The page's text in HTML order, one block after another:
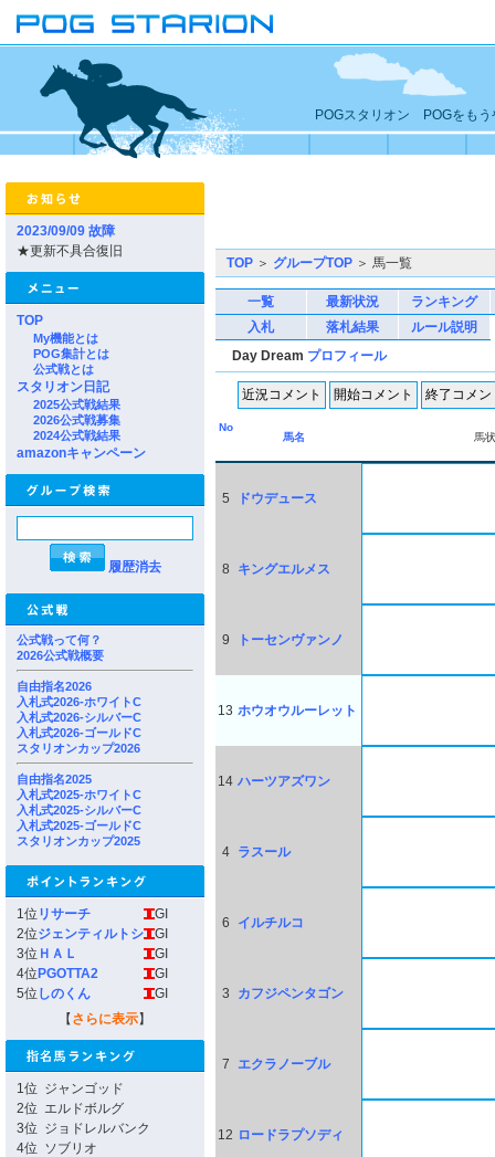
POGスタリオン POGをもう
2023/09/09 故障
★更新不具合復旧
TOP
My機能とは
POG集計とは
公式戦とは
スタリオン日記
2025公式戦結果
2026公式戦募集
2024公式戦結果
amazonキャンペーン
履歴消去
公式戦って何？
2026公式戦概要
自由指名2026
入札式2026-ホワイトC
入札式2026-シルバーC
入札式2026-ゴールドC
スタリオンカップ2026
自由指名2025
入札式2025-ホワイトC
入札式2025-シルバーC
入札式2025-ゴールドC
スタリオンカップ2025
1位 リサーチ
GI
2位ジェンティルトシ
GI
3位 ＨＡＬ
GI
4位 PGOTTA2
GI
5位 しのくん
GI
【 さらに表示】
1位 ジャンゴッド
2位 エルドボルグ
3位 ジョドレルバンク
4位 ソブリオ
TOP ＞ グループTOP ＞ 馬一覧
一覧 最新状況
ランキング
入札
落札結果
ルール説明
Day Dream プロフィール
No
馬名
馬
5 ドウデュース
8 キングエルメス
9 トーセンヴァンノ
13 ホウオウルーレット
14 ハーツアズワン
4 ラスール
6 イルチルコ
3 カフジペンタゴン
7 エクラノーブル
12 ロードラプソディ